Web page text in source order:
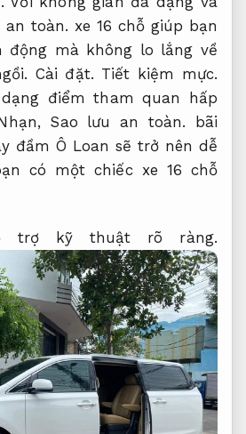
an toàn. xe 16 chỗ giúp bạn
động mà không lo lắng về
Cài đặt. Tiết kiệm mực.
điểm tham quan hấp
Sao lưu an toàn. bãi
đầm Ô Loan sẽ trở nên dễ
có một chiếc xe 16 chỗ
trợ kỹ thuật rõ ràng.